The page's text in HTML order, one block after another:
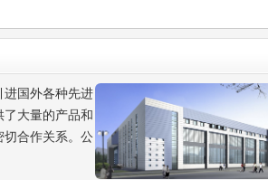
进国外各种先进
大量的产品和
切合作关系。公